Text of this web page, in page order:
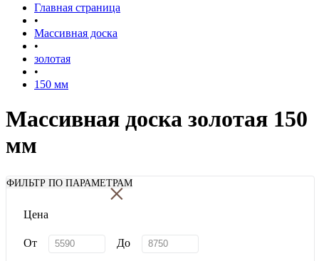
Главная страница
•
Массивная доска
•
золотая
•
150 мм
Массивная доска золотая 150
мм
ФИЛЬТР ПО ПАРАМЕТРАМ
×
Цена
От До